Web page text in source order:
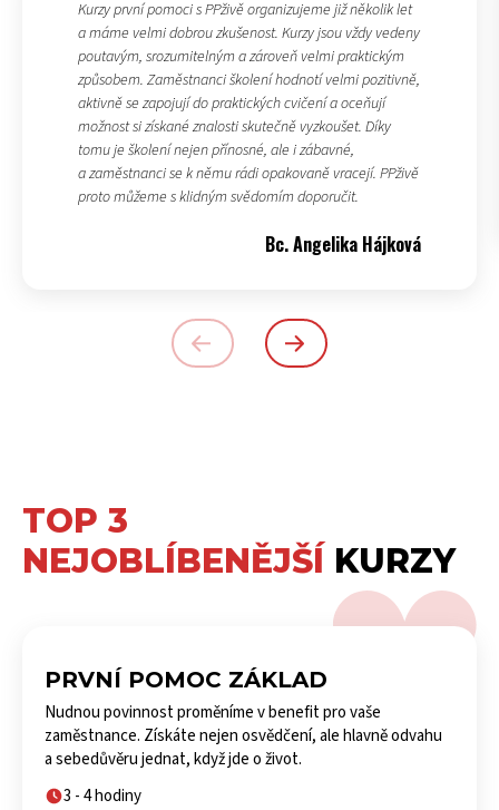
Kurzy první pomoci s PPživě organizujeme již několik let
a máme velmi dobrou zkušenost. Kurzy jsou vždy vedeny
poutavým, srozumitelným a zároveň velmi praktickým
způsobem. Zaměstnanci školení hodnotí velmi pozitivně,
aktivně se zapojují do praktických cvičení a oceňují
možnost si získané znalosti skutečně vyzkoušet. Díky
tomu je školení nejen přínosné, ale i zábavné,
a zaměstnanci se k němu rádi opakovaně vracejí. PPživě
proto můžeme s klidným svědomím doporučit.
Bc. Angelika Hájková
TOP 3
NEJOBLÍBENĚJŠÍ KURZY
PRVNÍ POMOC ZÁKLAD
Nudnou povinnost proměníme v benefit pro vaše
zaměstnance. Získáte nejen osvědčení, ale hlavně odvahu
a sebedůvěru jednat, když jde o život.
3 - 4 hodiny